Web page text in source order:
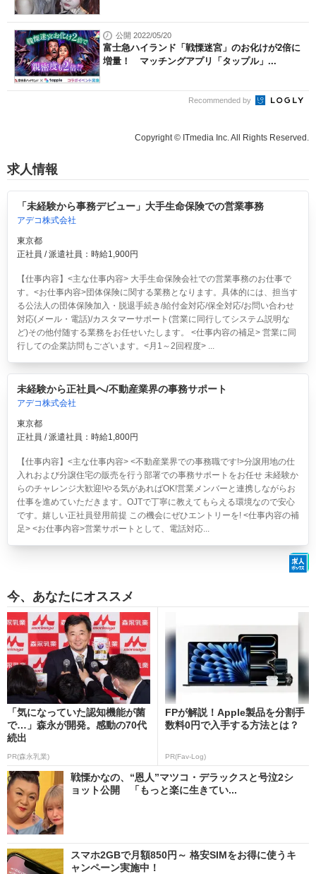
公開 2022/05/20
富士急ハイランド「戦慄迷宮」のお化けが2倍に
増量！ マッチングアプリ「タップル」...
Recommended by
Copyright © ITmedia Inc. All Rights Reserved.
求人情報
「未経験から事務デビュー」大手生命保険での営業事務
アデコ株式会社
東京都
正社員 / 派遣社員：時給1,900円
【仕事内容】<主な仕事内容> 大手生命保険会社での営業事務のお仕事で
す。<お仕事内容>団体保険に関する業務となります。具体的には、担当す
る公法人の団体保険加入・脱退手続き/給付金対応/保全対応/お問い合わせ
対応(メール・電話)/カスタマーサポート(営業に同行してシステム説明な
ど)その他付随する業務をお任せいたします。 <仕事内容の補足> 営業に同
行しての企業訪問もございます。<月1～2回程度> ...
未経験から正社員へ/不動産業界の事務サポート
アデコ株式会社
東京都
正社員 / 派遣社員：時給1,800円
【仕事内容】<主な仕事内容> <不動産業界での事務職です!>分譲用地の仕
入れおよび分譲住宅の販売を行う部署での事務サポートをお任せ 未経験か
らのチャレンジ大歓迎!やる気があればOK!営業メンバーと連携しながらお
仕事を進めていただきます。OJTで丁寧に教えてもらえる環境なので安心
です。嬉しい正社員登用前提 この機会にぜひエントリーを! <仕事内容の補
足> <お仕事内容>営業サポートとして、電話対応...
今、あなたにオススメ
「気になっていた認知機能が菌
で…」森永が開発。感動の70代
続出
PR(森永乳業)
FPが解説！Apple製品を分割手
数料0円で入手する方法とは？
PR(Fav-Log)
戦慄かなの、“恩人”マツコ・デラックスと号泣2シ
ョット公開 「もっと楽に生きてい...
スマホ2GBで月額850円～ 格安SIMをお得に使うキ
ャンペーン実施中！